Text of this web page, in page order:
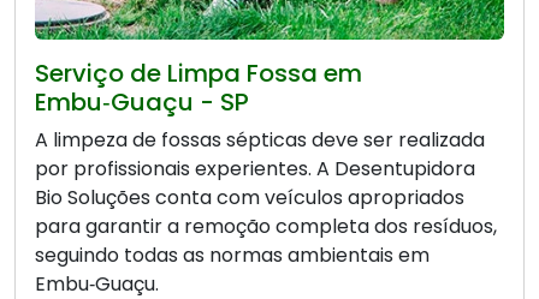
Serviço de Limpa Fossa em
Embu‑Guaçu - SP
A limpeza de fossas sépticas deve ser realizada
por profissionais experientes. A Desentupidora
Bio Soluções conta com veículos apropriados
para garantir a remoção completa dos resíduos,
seguindo todas as normas ambientais em
Embu‑Guaçu.